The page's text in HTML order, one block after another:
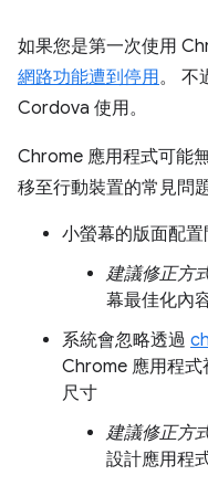
如果您是第一次使用
網路功能遭到停用。 不
Cordova 使用。
Chrome 應用程式可能
移至行動裝置的常見問
小螢幕的版面配置
建議修正方
幕最佳化內容
系統會忽略透過
Chrome 應用程式
尺寸
建議修正方
設計應用程